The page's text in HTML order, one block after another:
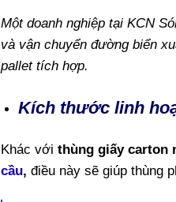
Một doanh nghiệp tại KCN
và vận chuyển đường biển
pallet tích hợp.
Kích thước linh
Khác với thùng giấy carton
cầu, điều này sẽ giúp thùng